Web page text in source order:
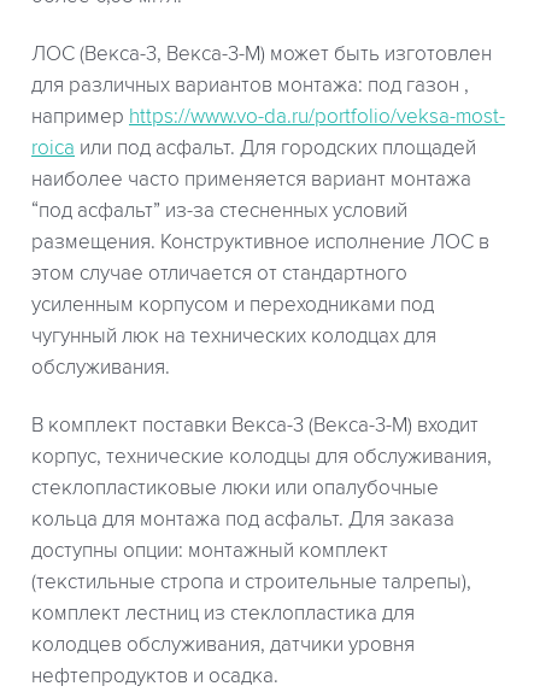
ЛОС (Векса-3, Векса-3-М) может быть изготовлен
для различных вариантов монтажа: под газон ,
например https://www.vo-da.ru/portfolio/veksa-most-
roica или под асфальт. Для городских площадей
наиболее часто применяется вариант монтажа
“под асфальт” из-за стесненных условий
размещения. Конструктивное исполнение ЛОС в
этом случае отличается от стандартного
усиленным корпусом и переходниками под
чугунный люк на технических колодцах для
обслуживания.
В комплект поставки Векса-3 (Векса-3-М) входит
корпус, технические колодцы для обслуживания,
стеклопластиковые люки или опалубочные
кольца для монтажа под асфальт. Для заказа
доступны опции: монтажный комплект
(текстильные стропа и строительные талрепы),
комплект лестниц из стеклопластика для
колодцев обслуживания, датчики уровня
нефтепродуктов и осадка.